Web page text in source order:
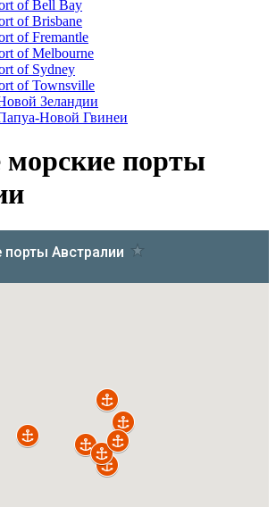
of Bell Bay
of Brisbane
of Fremantle
of Melbourne
of Sydney
of Townsville
Зеландии
Новой Гвинеи
порты